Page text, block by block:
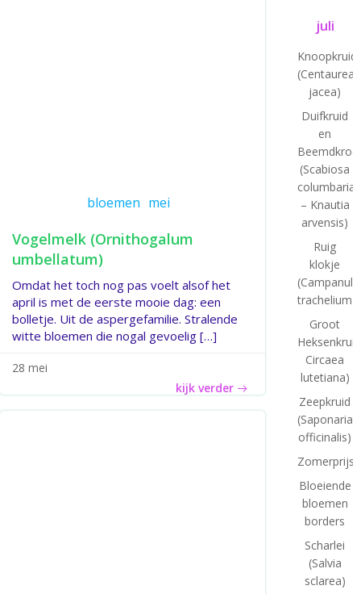
bloemen mei
Vogelmelk (Ornithogalum
umbellatum)
Omdat het toch nog pas voelt alsof het
april is met de eerste mooie dag: een
bolletje. Uit de aspergefamilie. Stralende
witte bloemen die nogal gevoelig […]
28 mei
kijk verder
juli
Knoopkruid
(Centaurea
jacea)
Duifkruid
en
(Scabiosa
columbaria
– Knautia
arvensis)
Ruig
klokje
(Campanula
trachelium)
Groot
Heksenkruid
Circaea
lutetiana)
Zeepkruid
(Saponaria
officinalis)
Bloeiende
bloemen
borders
Scharlei
(Salvia
sclarea)